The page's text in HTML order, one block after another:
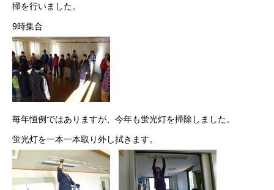
掃を行いました。
9時集合
毎年恒例ではありますが、今年も蛍光灯を掃除しました。
蛍光灯を一本一本取り外し拭きます。